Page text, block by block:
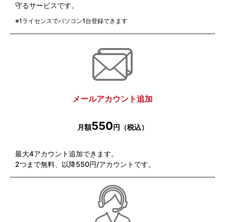
守るサービスです。
※1ライセンスでパソコン1台登録できます
メールアカウント追加
月額550円（税込）
最大4アカウント追加できます。
2つまで無料、以降550円/アカウントです。